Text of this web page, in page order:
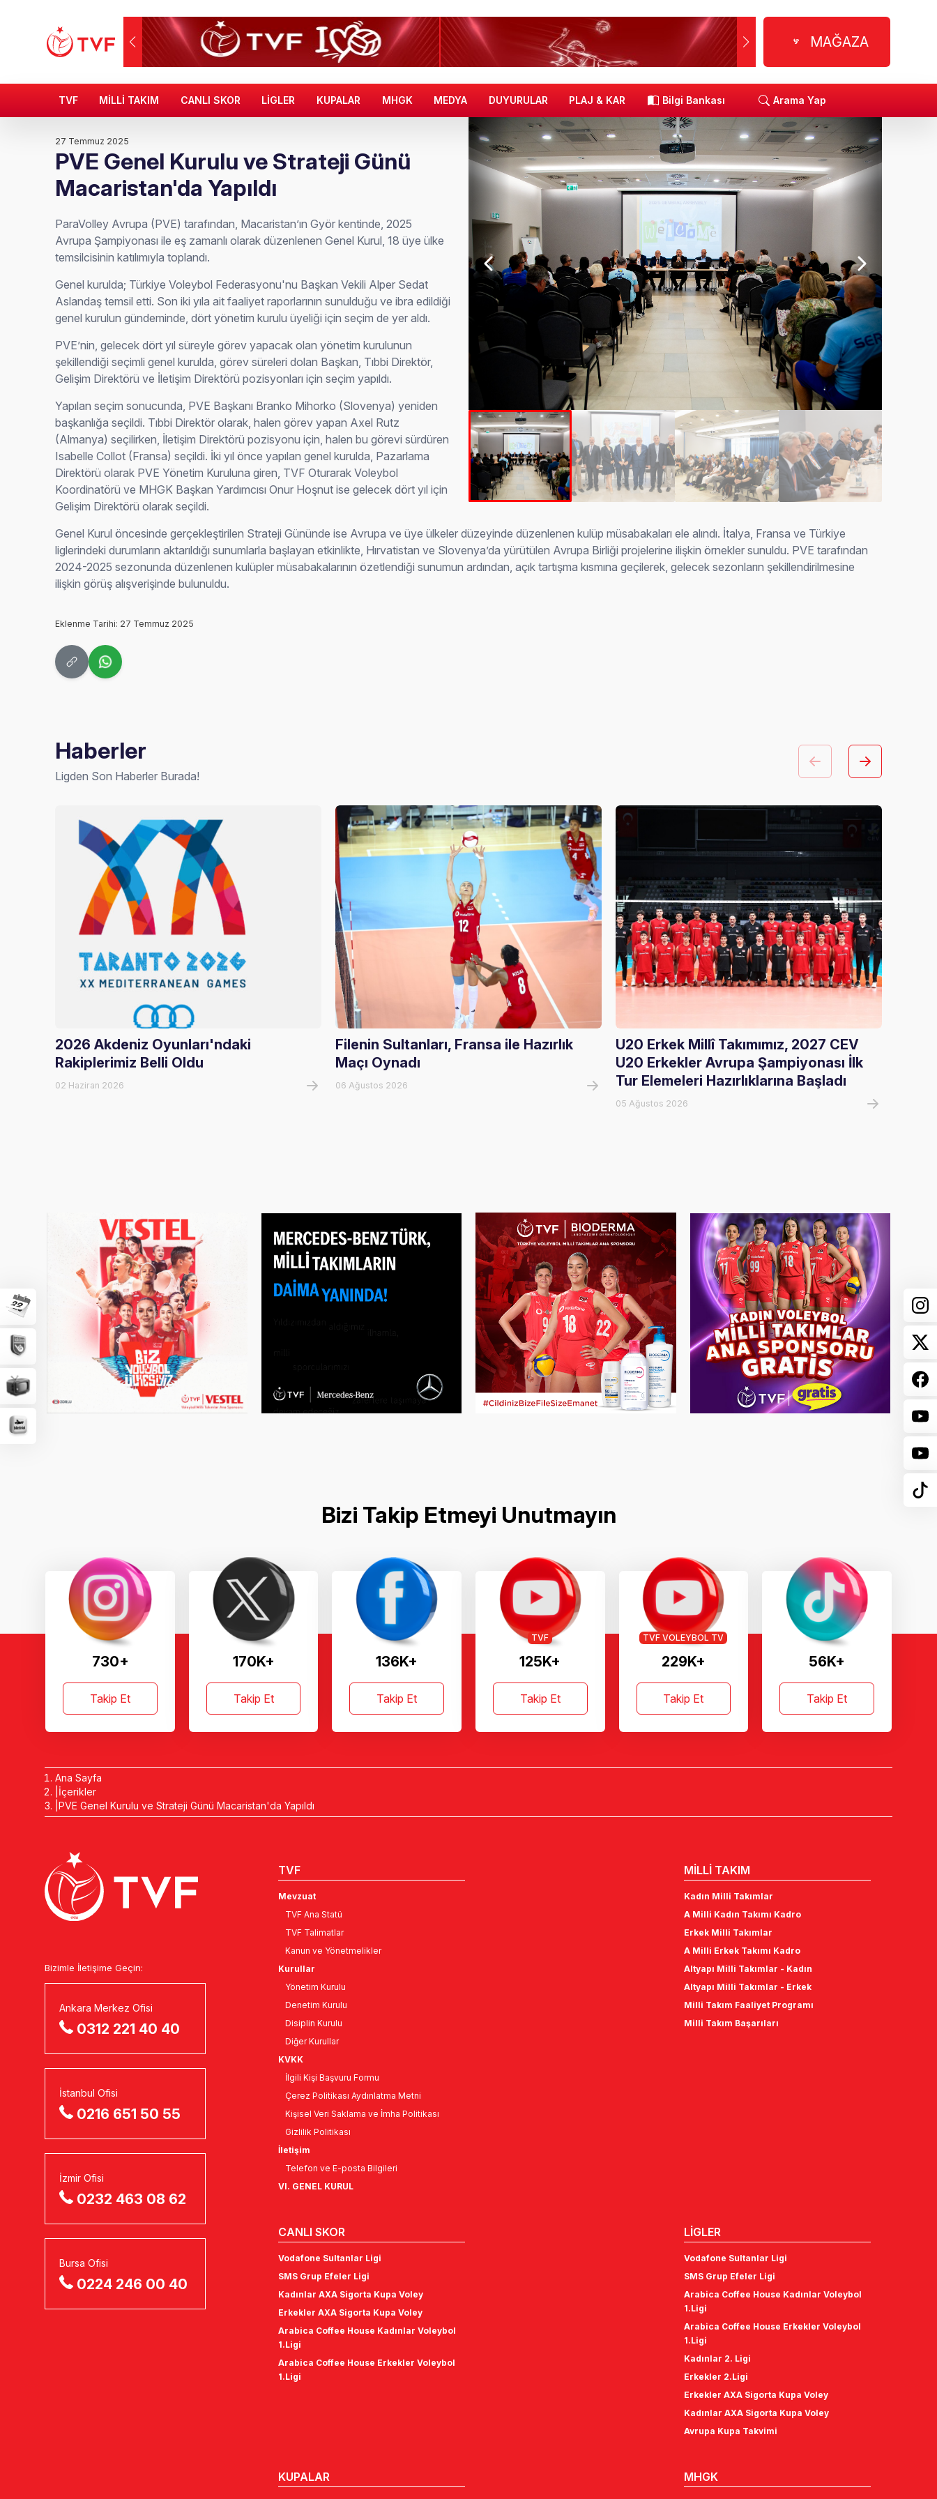
MAĞAZA
TVF MİLLİ TAKIM CANLI SKOR LİGLER KUPALAR MHGK MEDYA DUYURULAR PLAJ & KAR Bilgi Bankası Arama Yap
27 Temmuz 2025
PVE Genel Kurulu ve Strateji Günü
Macaristan'da Yapıldı
ParaVolley Avrupa (PVE) tarafından, Macaristan’ın Györ kentinde, 2025
Avrupa Şampiyonası ile eş zamanlı olarak düzenlenen Genel Kurul, 18 üye ülke
temsilcisinin katılımıyla toplandı.
Genel kurulda; Türkiye Voleybol Federasyonu'nu Başkan Vekili Alper Sedat
Aslandaş temsil etti. Son iki yıla ait faaliyet raporlarının sunulduğu ve ibra edildiği
genel kurulun gündeminde, dört yönetim kurulu üyeliği için seçim de yer aldı.
PVE’nin, gelecek dört yıl süreyle görev yapacak olan yönetim kurulunun
şekillendiği seçimli genel kurulda, görev süreleri dolan Başkan, Tıbbi Direktör,
Gelişim Direktörü ve İletişim Direktörü pozisyonları için seçim yapıldı.
Yapılan seçim sonucunda, PVE Başkanı Branko Mihorko (Slovenya) yeniden
başkanlığa seçildi. Tıbbi Direktör olarak, halen görev yapan Axel Rutz
(Almanya) seçilirken, İletişim Direktörü pozisyonu için, halen bu görevi sürdüren
Isabelle Collot (Fransa) seçildi. İki yıl önce yapılan genel kurulda, Pazarlama
Direktörü olarak PVE Yönetim Kuruluna giren, TVF Oturarak Voleybol
Koordinatörü ve MHGK Başkan Yardımcısı Onur Hoşnut ise gelecek dört yıl için
Gelişim Direktörü olarak seçildi.
Genel Kurul öncesinde gerçekleştirilen Strateji Gününde ise Avrupa ve üye ülkeler düzeyinde düzenlenen kulüp müsabakaları ele alındı. İtalya, Fransa ve Türkiye
liglerindeki durumların aktarıldığı sunumlarla başlayan etkinlikte, Hırvatistan ve Slovenya’da yürütülen Avrupa Birliği projelerine ilişkin örnekler sunuldu. PVE tarafından
2024-2025 sezonunda düzenlenen kulüpler müsabakalarının özetlendiği sunumun ardından, açık tartışma kısmına geçilerek, gelecek sezonların şekillendirilmesine
ilişkin görüş alışverişinde bulunuldu.
Eklenme Tarihi: 27 Temmuz 2025
Haberler
Ligden Son Haberler Burada!
2026 Akdeniz Oyunları'ndaki
Rakiplerimiz Belli Oldu
02 Haziran 2026
Filenin Sultanları, Fransa ile Hazırlık
Maçı Oynadı
06 Ağustos 2026
U20 Erkek Millî Takımımız, 2027 CEV
U20 Erkekler Avrupa Şampiyonası İlk
Tur Elemeleri Hazırlıklarına Başladı
05 Ağustos 2026
Bizi Takip Etmeyi Unutmayın
730+
Takip Et
170K+
Takip Et
136K+
Takip Et
125K+
TVF
Takip Et
229K+
TVF VOLEYBOL TV
Takip Et
56K+
Takip Et
Ana Sayfa
İçerikler
PVE Genel Kurulu ve Strateji Günü Macaristan'da Yapıldı
Bizimle İletişime Geçin:
Ankara Merkez Ofisi
0312 221 40 40
İstanbul Ofisi
0216 651 50 55
İzmir Ofisi
0232 463 08 62
Bursa Ofisi
0224 246 00 40
TVF
Mevzuat
TVF Ana Statü
TVF Talimatlar
Kanun ve Yönetmelikler
Kurullar
Yönetim Kurulu
Denetim Kurulu
Disiplin Kurulu
Diğer Kurullar
KVKK
İlgili Kişi Başvuru Formu
Çerez Politikası Aydınlatma Metni
Kişisel Veri Saklama ve İmha Politikası
Gizlilik Politikası
İletişim
Telefon ve E-posta Bilgileri
VI. GENEL KURUL
MİLLİ TAKIM
Kadın Milli Takımlar
A Milli Kadın Takımı Kadro
Erkek Milli Takımlar
A Milli Erkek Takımı Kadro
Altyapı Milli Takımlar - Kadın
Altyapı Milli Takımlar - Erkek
Milli Takım Faaliyet Programı
Milli Takım Başarıları
CANLI SKOR
Vodafone Sultanlar Ligi
SMS Grup Efeler Ligi
Kadınlar AXA Sigorta Kupa Voley
Erkekler AXA Sigorta Kupa Voley
Arabica Coffee House Kadınlar Voleybol
1.Ligi
Arabica Coffee House Erkekler Voleybol
1.Ligi
LİGLER
Vodafone Sultanlar Ligi
SMS Grup Efeler Ligi
Arabica Coffee House Kadınlar Voleybol
1.Ligi
Arabica Coffee House Erkekler Voleybol
1.Ligi
Kadınlar 2. Ligi
Erkekler 2.Ligi
Erkekler AXA Sigorta Kupa Voley
Kadınlar AXA Sigorta Kupa Voley
Avrupa Kupa Takvimi
KUPALAR MHGK